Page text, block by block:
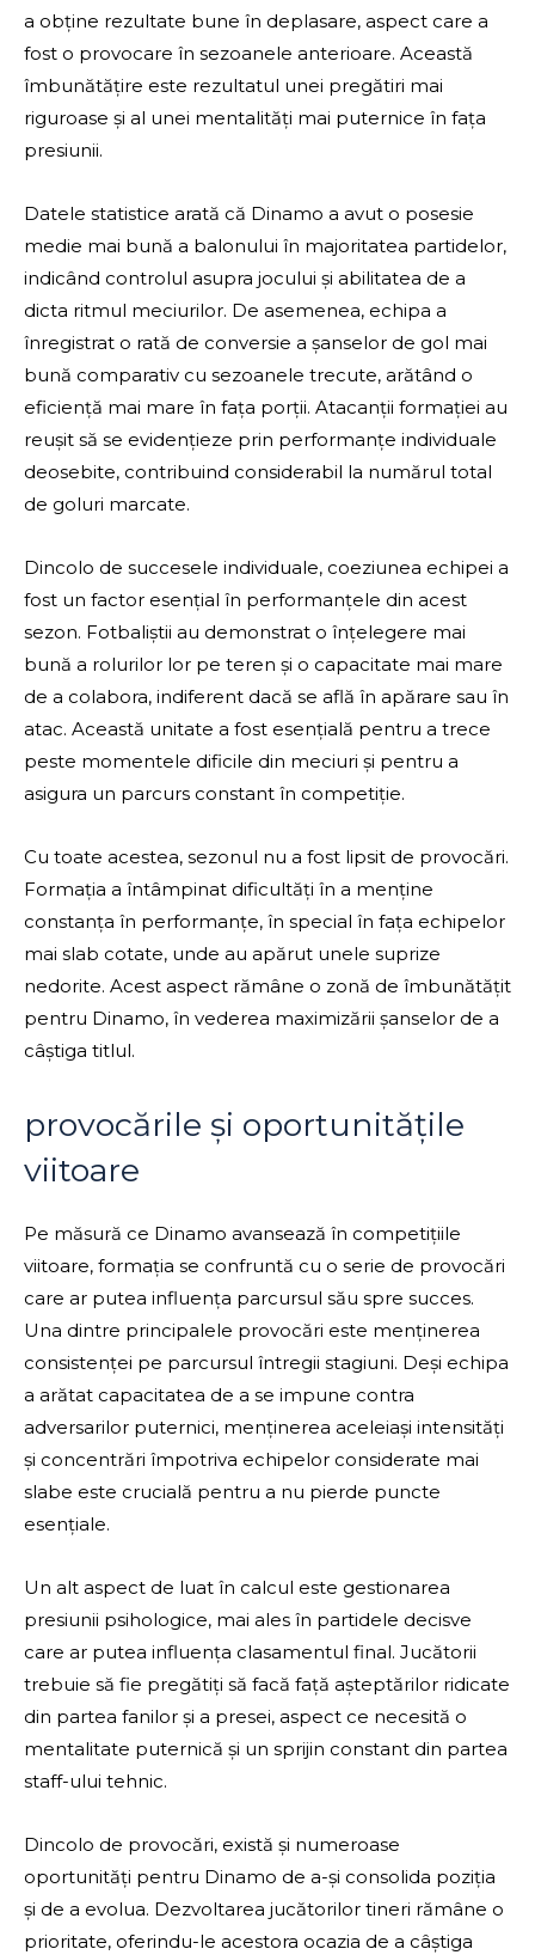
a obține rezultate bune în deplasare, aspect care a
fost o provocare în sezoanele anterioare. Această
îmbunătățire este rezultatul unei pregătiri mai
riguroase și al unei mentalități mai puternice în fața
presiunii.
Datele statistice arată că Dinamo a avut o posesie
medie mai bună a balonului în majoritatea partidelor,
indicând controlul asupra jocului și abilitatea de a
dicta ritmul meciurilor. De asemenea, echipa a
înregistrat o rată de conversie a șanselor de gol mai
bună comparativ cu sezoanele trecute, arătând o
eficiență mai mare în fața porții. Atacanții formației au
reușit să se evidențieze prin performanțe individuale
deosebite, contribuind considerabil la numărul total
de goluri marcate.
Dincolo de succesele individuale, coeziunea echipei a
fost un factor esențial în performanțele din acest
sezon. Fotbaliștii au demonstrat o înțelegere mai
bună a rolurilor lor pe teren și o capacitate mai mare
de a colabora, indiferent dacă se află în apărare sau în
atac. Această unitate a fost esențială pentru a trece
peste momentele dificile din meciuri și pentru a
asigura un parcurs constant în competiție.
Cu toate acestea, sezonul nu a fost lipsit de provocări.
Formația a întâmpinat dificultăți în a menține
constanța în performanțe, în special în fața echipelor
mai slab cotate, unde au apărut unele suprize
nedorite. Acest aspect rămâne o zonă de îmbunătățit
pentru Dinamo, în vederea maximizării șanselor de a
câștiga titlul.
provocările și oportunitățile
viitoare
Pe măsură ce Dinamo avansează în competițiile
viitoare, formația se confruntă cu o serie de provocări
care ar putea influența parcursul său spre succes.
Una dintre principalele provocări este menținerea
consistenței pe parcursul întregii stagiuni. Deși echipa
a arătat capacitatea de a se impune contra
adversarilor puternici, menținerea aceleiași intensități
și concentrări împotriva echipelor considerate mai
slabe este crucială pentru a nu pierde puncte
esențiale.
Un alt aspect de luat în calcul este gestionarea
presiunii psihologice, mai ales în partidele decisve
care ar putea influența clasamentul final. Jucătorii
trebuie să fie pregătiți să facă față așteptărilor ridicate
din partea fanilor și a presei, aspect ce necesită o
mentalitate puternică și un sprijin constant din partea
staff-ului tehnic.
Dincolo de provocări, există și numeroase
oportunități pentru Dinamo de a-și consolida poziția
și de a evolua. Dezvoltarea jucătorilor tineri rămâne o
prioritate, oferindu-le acestora ocazia de a câștiga